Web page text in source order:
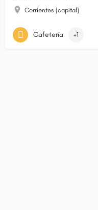
Corrientes (capital)
Cafetería +1